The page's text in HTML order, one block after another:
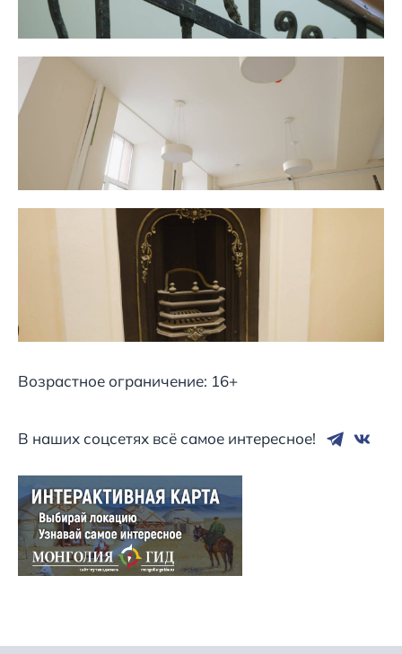
Возрастное ограничение: 16+
В наших соцсетях всё самое интересное!